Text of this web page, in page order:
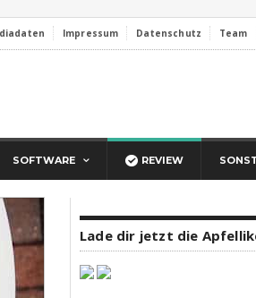
Impressum Datenschutz Team
SOFTWARE REVIEW
Lade dir jetzt die